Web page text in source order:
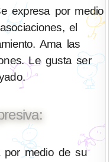
expresa por medio
el
Ama las
Le gusta ser
por medio de su